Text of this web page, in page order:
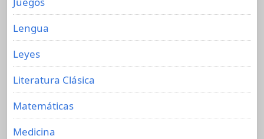
Lengua
Leyes
Literatura Clásica
Matemáticas
Medicina